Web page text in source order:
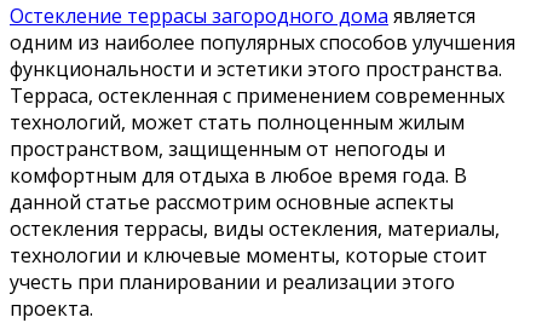
Остекление террасы загородного дома является
одним из наиболее популярных способов улучшения
функциональности и эстетики этого пространства.
Терраса, остекленная с применением современных
технологий, может стать полноценным жилым
пространством, защищенным от непогоды и
комфортным для отдыха в любое время года. В
данной статье рассмотрим основные аспекты
остекления террасы, виды остекления, материалы,
технологии и ключевые моменты, которые стоит
учесть при планировании и реализации этого
проекта.